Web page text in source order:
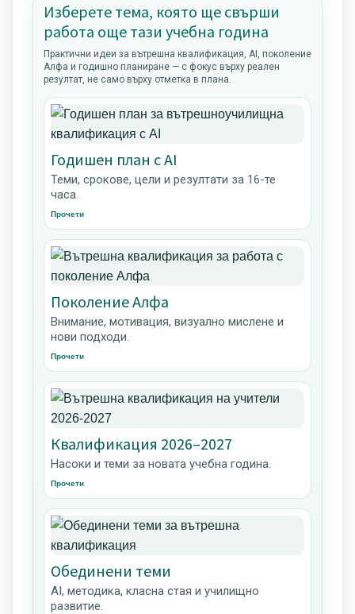
Изберете тема, която ще свърши
работа още тази учебна година
Практични идеи за вътрешна квалификация, AI, поколение
Алфа и годишно планиране — с фокус върху реален
резултат, не само върху отметка в плана.
Годишен план с AI
Теми, срокове, цели и резултати за 16-те
часа.
Прочети
Поколение Алфа
Внимание, мотивация, визуално мислене и
нови подходи.
Прочети
Квалификация 2026–2027
Насоки и теми за новата учебна година.
Прочети
Обединени теми
AI, методика, класна стая и училищно
развитие.